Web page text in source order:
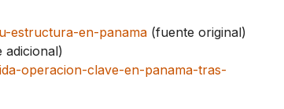
estructura-en-panama (fuente original)
adicional)
operacion-clave-en-panama-tras-